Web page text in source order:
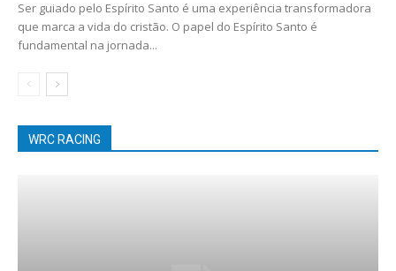
Ser guiado pelo Espírito Santo é uma experiência transformadora
que marca a vida do cristão. O papel do Espírito Santo é
fundamental na jornada...
WRC RACING